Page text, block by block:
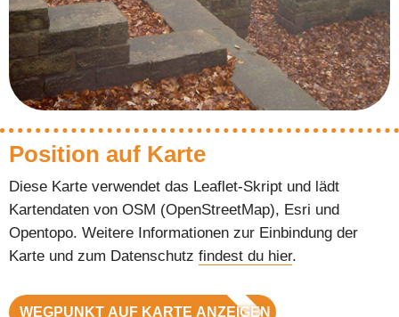
Position auf Karte
Diese Karte verwendet das Leaflet-Skript und lädt
Kartendaten von OSM (OpenStreetMap), Esri und
Opentopo. Weitere Informationen zur Einbindung der
Karte und zum Datenschutz findest du hier.
WEGPUNKT AUF KARTE ANZEIGEN